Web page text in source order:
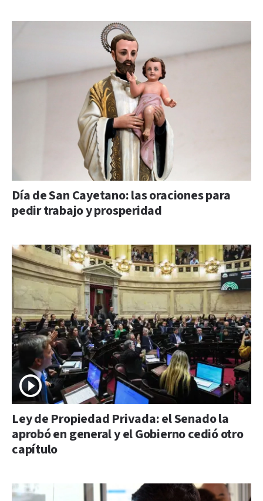
Día de San Cayetano: las oraciones para
pedir trabajo y prosperidad
Ley de Propiedad Privada: el Senado la
aprobó en general y el Gobierno cedió otro
capítulo